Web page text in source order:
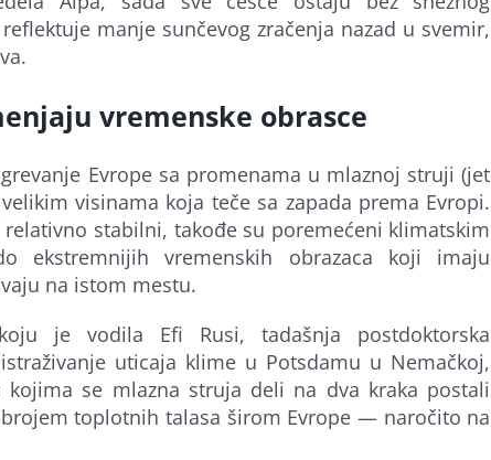
manje sunčevog zračenja nazad u svemir,
vremenske obrasce
Evrope sa promenama u mlaznoj struji (jet
visinama koja teče sa zapada prema Evropi.
stabilni, takođe su poremećeni klimatskim
ekstremnijih vremenskih obrazaca koji imaju
na istom mestu.
je vodila Efi Rusi, tadašnja postdoktorska
uticaja klime u Potsdamu u Nemačkoj,
se mlazna struja deli na dva kraka postali
toplotnih talasa širom Evrope — naročito na